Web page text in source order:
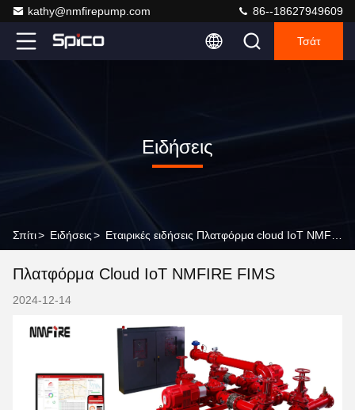
kathy@nmfirepump.com 86--18627949609
Τσάτ
Ειδήσεις
Σπίτι> Ειδήσεις>
Πλατφόρμα Cloud IoT NMFIRE FIMS
2024-12-14